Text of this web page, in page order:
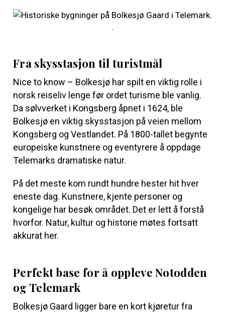
Fra skysstasjon til turistmål
Nice to know – Bolkesjø har spilt en viktig rolle i
norsk reiseliv lenge før ordet turisme ble vanlig.
Da sølvverket i Kongsberg åpnet i 1624, ble
Bolkesjø en viktig skysstasjon på veien mellom
Kongsberg og Vestlandet. På 1800-tallet begynte
europeiske kunstnere og eventyrere å oppdage
Telemarks dramatiske natur.
På det meste kom rundt hundre hester hit hver
eneste dag. Kunstnere, kjente personer og
kongelige har besøk området. Det er lett å forstå
hvorfor. Natur, kultur og historie møtes fortsatt
akkurat her.
Perfekt base for å oppleve Notodden
og Telemark
Bolkesjø Gaard ligger bare en kort kjøretur fra